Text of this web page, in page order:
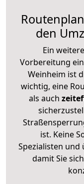
den
Ein
Vorbereitung
Weinheim ist
wichtig, eine
als auch
ist. Keine
Spezialisten und
damit Sie